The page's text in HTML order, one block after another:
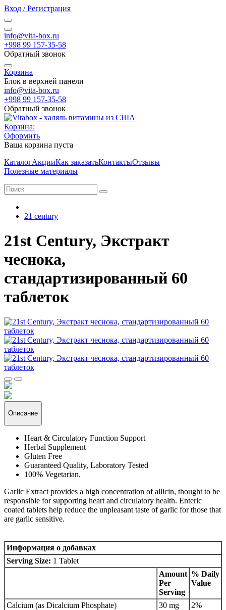
Вход / Регистрация
info@vita-box.ru
+998 99 157-35-58
Обратный звонок
Корзина
Блок в верхней панели
info@vita-box.ru
+998 99 157-35-58
Обратный звонок
Корзина:
Оформить
Ваша корзина пуста
КаталогАкцииКак заказатьКонтактыОтзывы
Полезные материалы
21 century
21st Century, Экстракт
чеснока,
стандартизированный 60
таблеток
Описание
Heart & Circulatory Function Support
Herbal Supplement
Gluten Free
Guaranteed Quality, Laboratory Tested
100% Vegetarian.
Garlic Extract provides a high concentration of allicin, thought to be
responsible for supporting heart and circulatory health. Enteric
coated tablets help reduce the unpleasant taste of garlic for those that
are garlic sensitive.
Информация о добавках
Serving Size: 1 Tablet
Amount
Per
Serving
% Daily
Value
Calcium (as Dicalcium Phosphate) 30 mg
2%